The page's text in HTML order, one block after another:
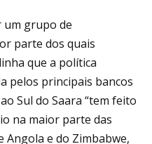
um grupo de
parte dos quais
que a política
pelos principais bancos
Sul do Saara “tem feito
na maior parte das
Angola e do Zimbabwe,